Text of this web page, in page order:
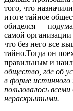
того, что
итоге тайное
обиделся —
самой
что без него все
тайно.Тогда он
правильным и
общество, где об
в форме
пользовалось
нераскрытыми.